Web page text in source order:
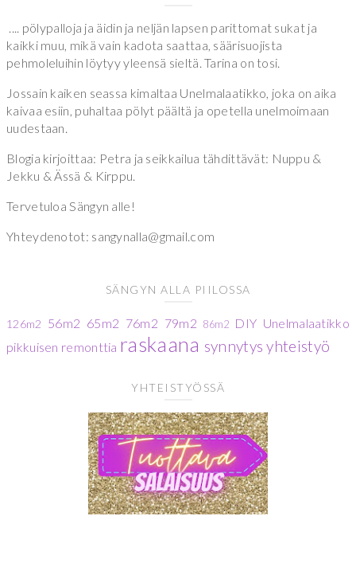
.... pölypalloja ja äidin ja neljän lapsen parittomat sukat ja
kaikki muu, mikä vain kadota saattaa, säärisuojista
pehmoleluihin löytyy yleensä sieltä. Tarina on tosi.
Jossain kaiken seassa kimaltaa Unelmalaatikko, joka on aika
kaivaa esiin, puhaltaa pölyt päältä ja opetella unelmoimaan
uudestaan.
Blogia kirjoittaa: Petra ja seikkailua tähdittävät: Nuppu &
Jekku & Ässä & Kirppu.
Tervetuloa Sängyn alle!
Yhteydenotot: sangynalla@gmail.com
SÄNGYN ALLA PIILOSSA
126m2 56m2 65m2 76m2 79m2 86m2 DIY Unelmalaatikko
pikkuisen remonttia raskaana synnytys yhteistyö
YHTEISTYÖSSÄ